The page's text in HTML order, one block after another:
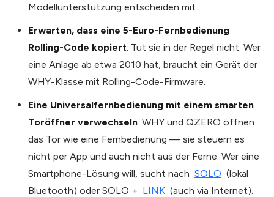
Modellunterstützung entscheiden mit.
Erwarten, dass eine 5-Euro-Fernbedienung
Rolling-Code kopiert: Tut sie in der Regel nicht. Wer
eine Anlage ab etwa 2010 hat, braucht ein Gerät der
WHY-Klasse mit Rolling-Code-Firmware.
Eine Universalfernbedienung mit einem smarten
Tor­öffner verwechseln: WHY und QZERO öffnen
das Tor wie eine Fernbedienung — sie steuern es
nicht per App und auch nicht aus der Ferne. Wer eine
Smartphone-Lösung will, sucht nach SOLO (lokal
Bluetooth) oder SOLO + LINK (auch via Internet).